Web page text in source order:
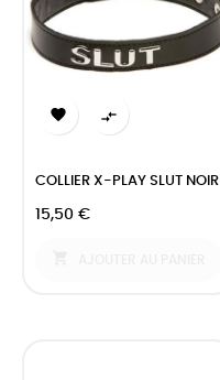
 
COLLIER X-PLAY SLUT NOIR
15,50 €